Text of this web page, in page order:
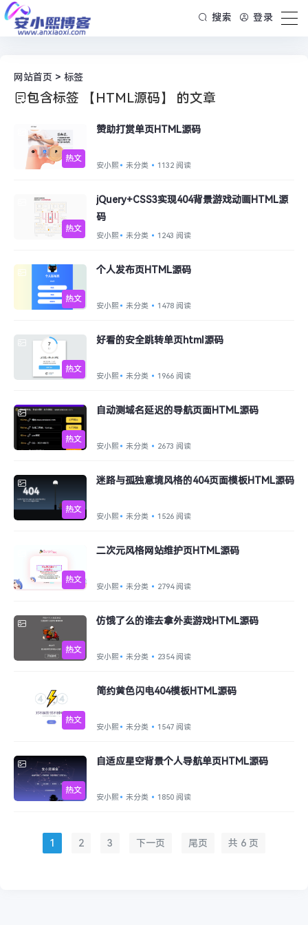
搜索 登录
网站首页 > 标签
包含标签 【HTML源码】 的文章
热文
赞助打赏单页HTML源码
安小熙 未分类 1132 阅读
热文
jQuery+CSS3实现404背景游戏动画HTML源
码
安小熙 未分类 1243 阅读
热文
个人发布页HTML源码
安小熙 未分类 1478 阅读
热文
好看的安全跳转单页html源码
安小熙 未分类 1966 阅读
热文
自动测域名延迟的导航页面HTML源码
安小熙 未分类 2673 阅读
热文
迷路与孤独意境风格的404页面模板HTML源码
安小熙 未分类 1526 阅读
热文
二次元风格网站维护页HTML源码
安小熙 未分类 2794 阅读
热文
仿饿了么的谁去拿外卖游戏HTML源码
安小熙 未分类 2354 阅读
热文
简约黄色闪电404模板HTML源码
安小熙 未分类 1547 阅读
热文
自适应星空背景个人导航单页HTML源码
安小熙 未分类 1850 阅读
1 2 3 下一页 尾页 共 6 页